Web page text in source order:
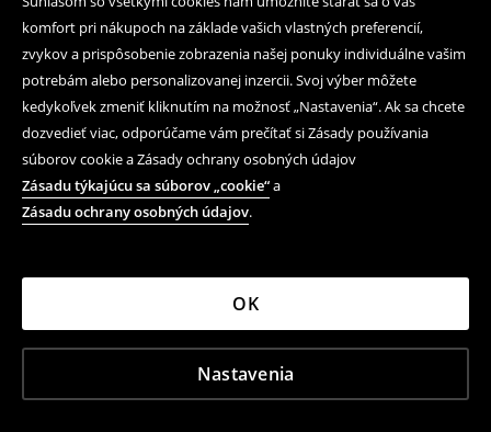
komfort pri nákupoch na základe vašich vlastných preferencií,
zvykov a prispôsobenie zobrazenia našej ponuky individuálne vašim
potrebám alebo personalizovanej inzercii. Svoj výber môžete
kedykoľvek zmeniť kliknutím na možnosť „Nastavenia“. Ak sa chcete
dozvedieť viac, odporúčame vám prečítať si Zásady používania
súborov cookie a Zásady ochrany osobných údajov
Zásadu týkajúcu sa súborov „cookie“a
Zásadu ochrany osobných údajov.
Nastavenia
OK